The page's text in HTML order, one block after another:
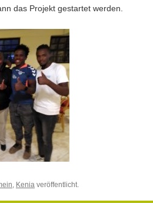
das Projekt gestartet werden.
, Kenia veröffentlicht.